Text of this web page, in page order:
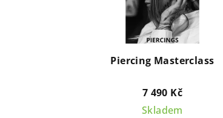
Piercing Masterclass
7 490 Kč
Skladem